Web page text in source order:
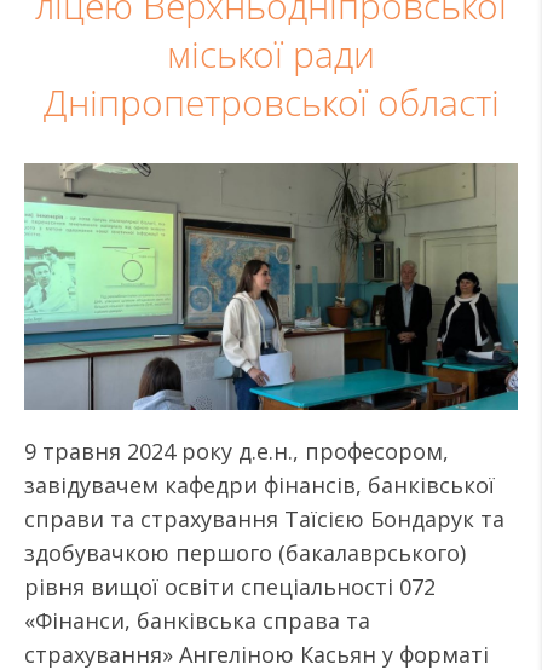
міської ради
Дніпропетровської області
9 травня 2024 року д.е.н., професором,
завідувачем кафедри фінансів, банківської
справи та страхування Таїсією Бондарук та
здобувачкою першого (бакалаврського)
рівня вищої освіти спеціальності 072
«Фінанси, банківська справа та
страхування» Ангеліною Касьян у форматі